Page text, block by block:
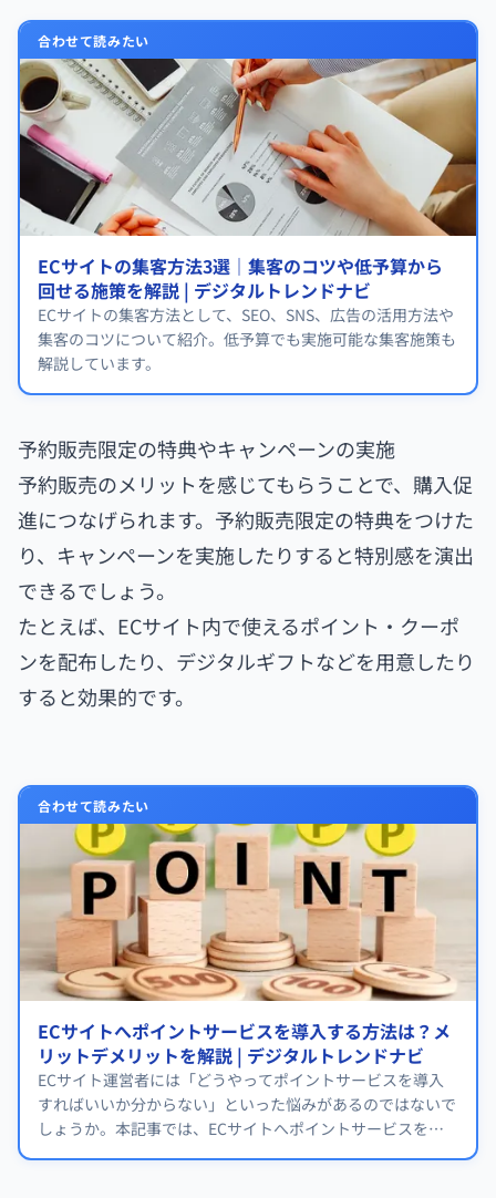
合わせて読みたい
ECサイトの集客方法3選｜集客のコツや低予算から
回せる施策を解説 | デジタルトレンドナビ
ECサイトの集客方法として、SEO、SNS、広告の活用方法や
集客のコツについて紹介。低予算でも実施可能な集客施策も
解説しています。
予約販売限定の特典やキャンペーンの実施
予約販売のメリットを感じてもらうことで、購入促
進につなげられます。予約販売限定の特典をつけた
り、キャンペーンを実施したりすると特別感を演出
できるでしょう。
たとえば、ECサイト内で使えるポイント・クーポ
ンを配布したり、デジタルギフトなどを用意したり
すると効果的です。
合わせて読みたい
ECサイトへポイントサービスを導入する方法は？メ
リットデメリットを解説 | デジタルトレンドナビ
ECサイト運営者には「どうやってポイントサービスを導入
すればいいか分からない」といった悩みがあるのではないで
しょうか。本記事では、ECサイトへポイントサービスを導
入する方法について解説しています。